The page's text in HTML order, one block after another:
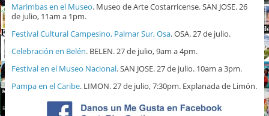
Marimbas en el Museo. Museo de Arte Costarricense. SAN JOSE. 26
de julio, 11am a 1pm.
Festival Cultural Campesino, Palmar Sur, Osa. OSA. 27 de julio.
Celebración en Belén. BELEN. 27 de julio, 9am a 4pm.
Festival en el Museo Nacional. SAN JOSE. 27 de julio. 10am a 3pm.
Pampa en el Caribe. LIMON. 27 de julio, 7:30pm. Explanada de Limón.